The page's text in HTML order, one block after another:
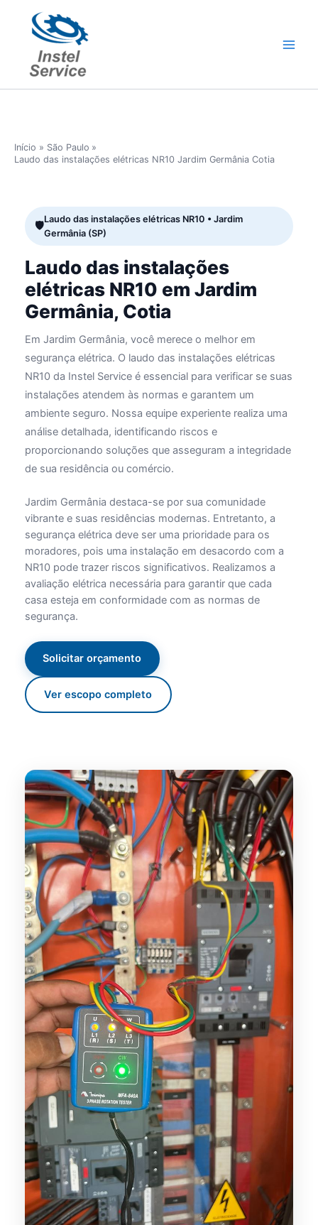
conteúdo
Início
São Paulo
Laudo das instalações elétricas NR10 Jardim Germânia Cotia
Laudo das instalações elétricas NR10 • Jardim
Germânia (SP)
Laudo das instalações
elétricas NR10 em Jardim
Germânia, Cotia
Em Jardim Germânia, você merece o melhor em
segurança elétrica. O laudo das instalações elétricas
NR10 da Instel Service é essencial para verificar se suas
instalações atendem às normas e garantem um
ambiente seguro. Nossa equipe experiente realiza uma
análise detalhada, identificando riscos e
proporcionando soluções que asseguram a integridade
de sua residência ou comércio.
Jardim Germânia destaca-se por sua comunidade
vibrante e suas residências modernas. Entretanto, a
segurança elétrica deve ser uma prioridade para os
moradores, pois uma instalação em desacordo com a
NR10 pode trazer riscos significativos. Realizamos a
avaliação elétrica necessária para garantir que cada
casa esteja em conformidade com as normas de
segurança.
Solicitar orçamento
Ver escopo completo